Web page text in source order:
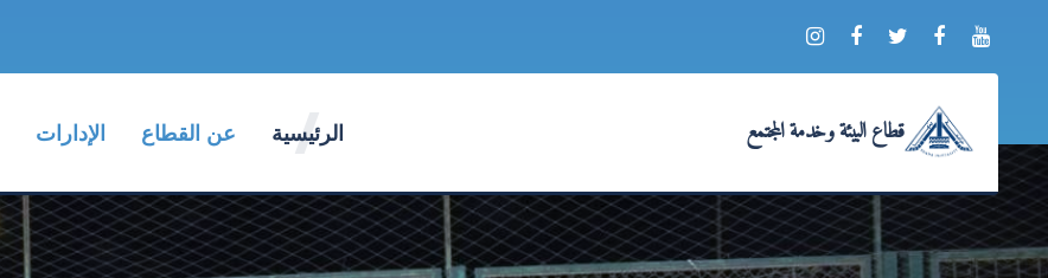
قطاع البيئة وخدمة المجتمع الرئيسية عن القطاع الإدارات